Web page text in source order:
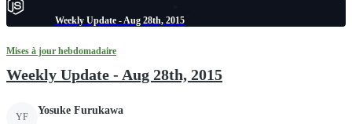
Weekly Update - Aug 28th, 2015
Mises à jour hebdomadaire
Weekly Update - Aug 28th, 2015
YF
Yosuke Furukawa